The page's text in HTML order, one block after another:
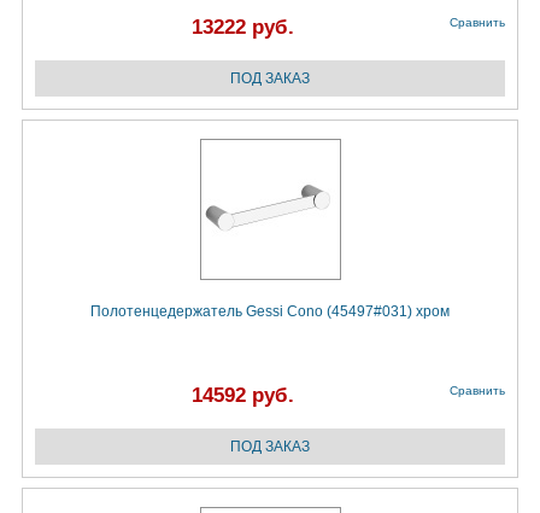
13222 руб. Сравнить
Полотенцедержатель Gessi Cono (45497#031) хром
14592 руб. Сравнить